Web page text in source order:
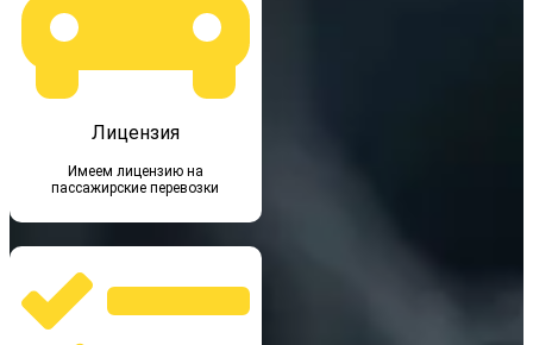
Лицензия
Имеем лицензию на
пассажирские перевозки